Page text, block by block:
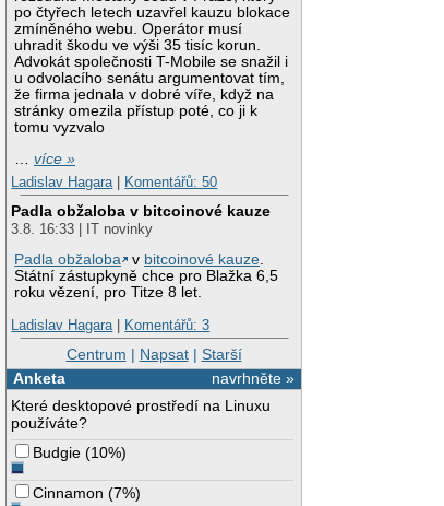
po čtyřech letech uzavřel kauzu blokace
zmíněného webu. Operátor musí
uhradit škodu ve výši 35 tisíc korun.
Advokát společnosti T-Mobile se snažil i
u odvolacího senátu argumentovat tím,
že firma jednala v dobré víře, když na
stránky omezila přístup poté, co ji k
tomu vyzvalo
…více »
Ladislav Hagara| Komentářů: 50
Padla obžaloba v bitcoinové kauze
3.8. 16:33 | IT novinky
Padla obžaloba
v bitcoinové kauze.
Státní zástupkyně chce pro Blažka 6,5
roku vězení, pro Titze 8 let.
Ladislav Hagara| Komentářů: 3
Centrum | Napsat| Starší
navrhněte »
Anketa
Které desktopové prostředí na Linuxu
používáte?
Budgie (10%)
Cinnamon (7%)